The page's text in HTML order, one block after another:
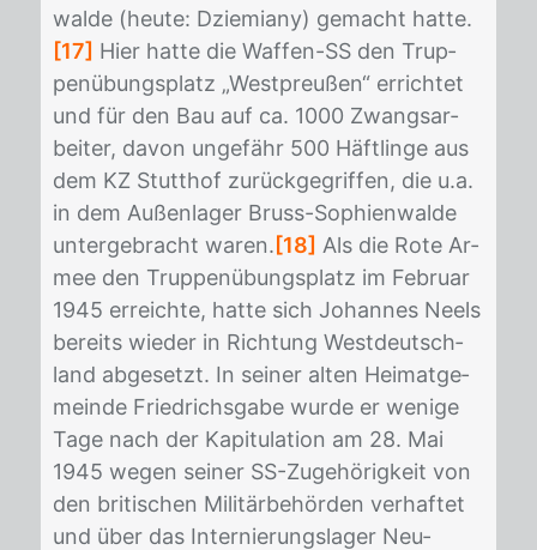
wal­de (heu­te: Dzie­mi­a­ny) ge­macht hat­te.
[17] Hier hat­te die Waf­fen-SS den Trup­
pen­übungs­platz „West­preu­ßen“ er­rich­tet
und für den Bau auf ca. 1000 Zwangs­ar­
bei­ter, da­von un­ge­fähr 500 Häft­lin­ge aus
dem KZ Stutt­hof zu­rück­ge­grif­fen, die u.a.
in dem Au­ßen­la­ger Bruss-So­phi­en­wal­de
un­ter­ge­bracht wa­ren.[18] Als die Rote Ar­
mee den Trup­pen­übungs­platz im Fe­bru­ar
1945 er­reich­te, hat­te sich Jo­han­nes Neels
be­reits wie­der in Rich­tung West­deutsch­
land ab­ge­setzt. In sei­ner al­ten Hei­mat­ge­
mein­de Fried­richs­ga­be wur­de er we­ni­ge
Tage nach der Ka­pi­tu­la­ti­on am 28. Mai
1945 we­gen sei­ner SS-Zu­ge­hö­rig­keit von
den bri­ti­schen Mi­li­tär­be­hör­den ver­haf­tet
und über das In­ter­nie­rungs­la­ger Neu­